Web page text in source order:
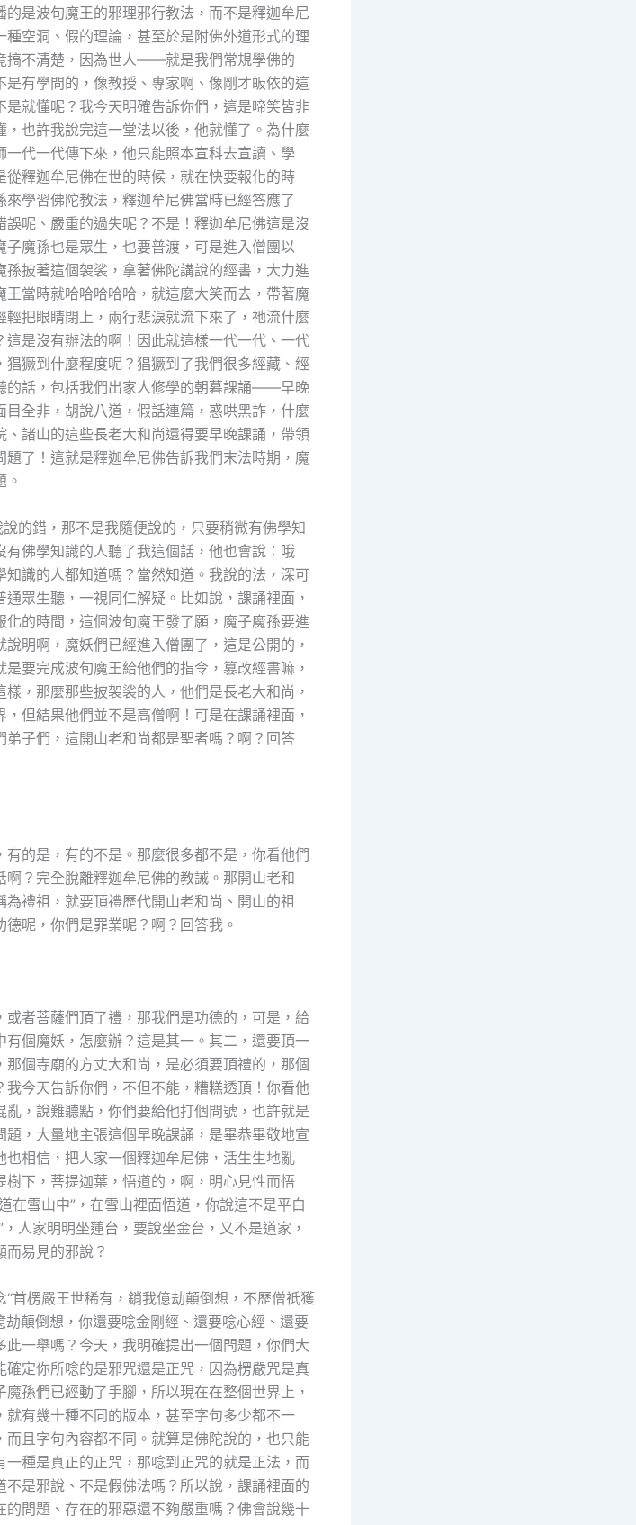
是波旬魔王的邪理邪行教法，而不是釋迦牟尼
空洞、假的理論，甚至於是附佛外道形式的理
搞不清楚，因為世人——就是我們常規學佛的
有學問的，像教授、專家啊、像剛才皈依的這
就懂呢？我今天明確告訴你們，這是啼笑皆非
也許我說完這一堂法以後，他就懂了。為什麼
代一代傳下來，他只能照本宣科去宣讀、學
釋迦牟尼佛在世的時候，就在快要報化的時
學習佛陀教法，釋迦牟尼佛當時已經答應了
呢、嚴重的過失呢？不是！釋迦牟尼佛這是沒
魔孫也是眾生，也要普渡，可是進入僧團以
披著這個袈裟，拿著佛陀講說的經書，大力進
當時就哈哈哈哈哈，就這麼大笑而去，帶著魔
把眼睛閉上，兩行悲淚就流下來了，祂流什麼
是沒有辦法的啊！因此就這樣一代一代、一代
獗到什麼程度呢？猖獗到了我們很多經藏、經
的話，包括我們出家人修學的朝暮課誦——早晚
全非，胡說八道，假話連篇，惑哄黑詐，什麼
諸山的這些長老大和尚還得要早晚課誦，帶領
了！這就是釋迦牟尼佛告訴我們末法時期，魔
的錯，那不是我隨便說的，只要稍微有佛學知
佛學知識的人聽了我這個話，他也會說：哦
識的人都知道嗎？當然知道。我說的法，深可
眾生聽，一視同仁解疑。比如說，課誦裡面，
的時間，這個波旬魔王發了願，魔子魔孫要進
明啊，魔妖們已經進入僧團了，這是公開的，
要完成波旬魔王給他們的指令，篡改經書嘛，
，那麼那些披袈裟的人，他們是長老大和尚，
但結果他們並不是高僧啊！可是在課誦裡面，
子們，這開山老和尚都是聖者嗎？啊？回答
的是，有的不是。那麼很多都不是，你看他們
？完全脫離釋迦牟尼佛的教誡。那開山老和
禮祖，就要頂禮歷代開山老和尚、開山的祖
呢，你們是罪業呢？啊？回答我。
者菩薩們頂了禮，那我們是功德的，可是，給
個魔妖，怎麼辦？這是其一。其二，還要頂一
個寺廟的方丈大和尚，是必須要頂禮的，那個
今天告訴你們，不但不能，糟糕透頂！你看他
，說難聽點，你們要給他打個問號，也許就是
，大量地主張這個早晚課誦，是畢恭畢敬地宣
相信，把人家一個釋迦牟尼佛，活生生地亂
下，菩提迦葉，悟道的，啊，明心見性而悟
在雪山中”，在雪山裡面悟道，你說這不是平白
人家明明坐蓮台，要說坐金台，又不是道家，
易見的邪說？
首楞嚴王世稀有，銷我億劫顛倒想，不歷僧祗獲
顛倒想，你還要唸金剛經、還要唸心經、還要
一舉嗎？今天，我明確提出一個問題，你們大
定你所唸的是邪咒還是正咒，因為楞嚴咒是真
孫們已經動了手腳，所以現在在整個世界上，
有幾十種不同的版本，甚至字句多少都不一
且字句內容都不同。就算是佛陀說的，也只能
種是真正的正咒，那唸到正咒的就是正法，而
是邪說、不是假佛法嗎？所以說，課誦裡面的
問題、存在的邪惡還不夠嚴重嗎？佛會說幾十